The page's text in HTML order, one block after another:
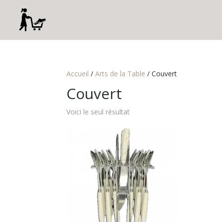
Accueil /Arts de la Table / Couvert
Couvert
Voici le seul résultat